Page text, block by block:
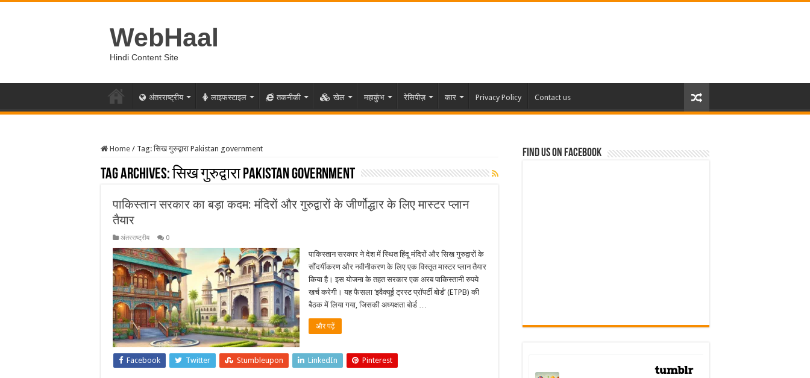
WebHaal
Hindi Content Site
अंतरराष्ट्रीय लाइफस्टाइल तकनीकी खेल महाकुंभ रेसिपीज़ कार Privacy Policy Contact us
Home / Tag:सिख गुरुद्वारा Pakistan government
Tag Archives:सिख गुरुद्वारा Pakistan government
पाकिस्तान सरकार का बड़ा कदम: मंदिरों और गुरुद्वारों के जीर्णोद्धार के लिए मास्टर प्लान
तैयार
अंतरराष्ट्रीय 0
पाकिस्तान सरकार ने देश में स्थित हिंदू मंदिरों और सिख गुरुद्वारों के
सौंदर्यीकरण और नवीनीकरण के लिए एक विस्तृत मास्टर प्लान तैयार
किया है। इस योजना के तहत सरकार एक अरब पाकिस्तानी रुपये
खर्च करेगी। यह फैसला ‘इवैक्यूई ट्रस्ट प्रॉपर्टी बोर्ड’ (ETPB) की
बैठक में लिया गया, जिसकी अध्यक्षता बोर्ड …
और पढ़ें
Facebook Twitter Stumbleupon LinkedIn Pinterest
Find us on Facebook